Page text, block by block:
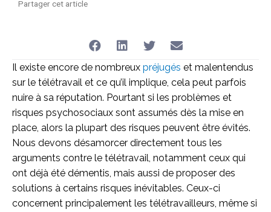
Partager cet article
Il existe encore de nombreux préjugés et malentendus
sur le télétravail et ce qu’il implique, cela peut parfois
nuire à sa réputation. Pourtant si les problèmes et
risques psychosociaux sont assumés dès la mise en
place, alors la plupart des risques peuvent être évités.
Nous devons désamorcer directement tous les
arguments contre le télétravail, notamment ceux qui
ont déjà été démentis, mais aussi de proposer des
solutions à certains risques inévitables. Ceux-ci
concernent principalement les télétravailleurs, même si